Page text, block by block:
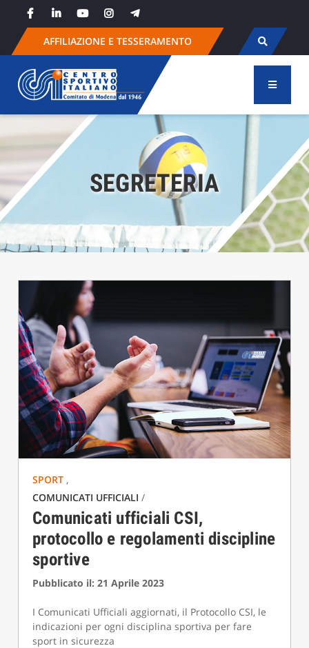
content
AFFILIAZIONE E TESSERAMENTO
SEGRETERIA
SPORT ,
COMUNICATI UFFICIALI /
Comunicati ufficiali CSI,
protocollo e regolamenti discipline
sportive
Pubblicato il: 21 Aprile 2023
I Comunicati Ufficiali aggiornati, il Protocollo CSI, le
indicazioni per ogni disciplina sportiva per fare
sport in sicurezza